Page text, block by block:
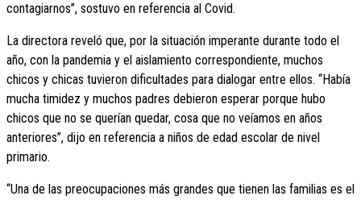
contagiarnos”, sostuvo en referencia al Covid.
La directora reveló que, por la situación imperante durante todo el
año, con la pandemia y el aislamiento correspondiente, muchos
chicos y chicas tuvieron dificultades para dialogar entre ellos. “Había
mucha timidez y muchos padres debieron esperar porque hubo
chicos que no se querían quedar, cosa que no veíamos en años
anteriores”, dijo en referencia a niños de edad escolar de nivel
primario.
“Una de las preocupaciones más grandes que tienen las familias es el